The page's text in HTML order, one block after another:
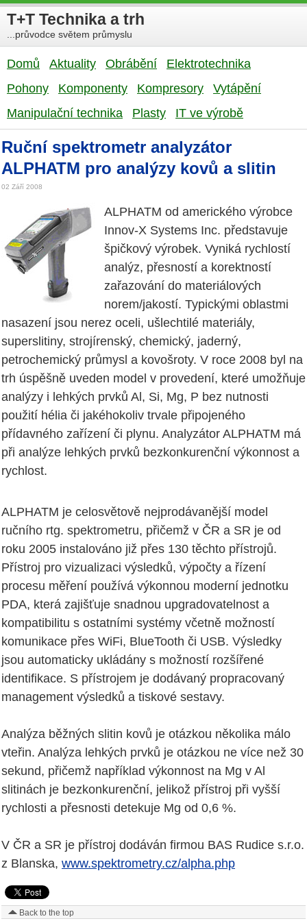
T+T Technika a trh
...průvodce světem průmyslu
Domů Aktuality Obrábění
Elektrotechnika
Pohony
Komponenty Kompresory
Vytápění
Manipulační technika
Plasty IT ve výrobě
Ruční spektrometr analyzátor
ALPHATM pro analýzy kovů a slitin
02 Září 2008
ALPHATM od amerického výrobce
Innov-X Systems Inc. představuje
špičkový výrobek. Vyniká rychlostí
analýz, přesností a korektností
zařazování do materiálových
norem/jakostí. Typickými oblastmi
nasazení jsou nerez oceli, ušlechtilé materiály,
superslitiny, strojírenský, chemický, jaderný,
petrochemický průmysl a kovošroty. V roce 2008 byl na
trh úspěšně uveden model v provedení, které umožňuje
analýzy i lehkých prvků Al, Si, Mg, P bez nutnosti
použití hélia či jakéhokoliv trvale připojeného
přídavného zařízení či plynu. Analyzátor ALPHATM má
při analýze lehkých prvků bezkonkurenční výkonnost a
rychlost.
ALPHATM je celosvětově nejprodávanější model
ručního rtg. spektrometru, přičemž v ČR a SR je od
roku 2005 instalováno již přes 130 těchto přístrojů.
Přístroj pro vizualizaci výsledků, výpočty a řízení
procesu měření používá výkonnou moderní jednotku
PDA, která zajišťuje snadnou upgradovatelnost a
kompatibilitu s ostatními systémy včetně možností
komunikace přes WiFi, BlueTooth či USB. Výsledky
jsou automaticky ukládány s možností rozšířené
identifikace. S přístrojem je dodávaný propracovaný
management výsledků a tiskové sestavy.
Analýza běžných slitin kovů je otázkou několika málo
vteřin. Analýza lehkých prvků je otázkou ne více než 30
sekund, přičemž například výkonnost na Mg v Al
slitinách je bezkonkurenční, jelikož přístroj při vyšší
rychlosti a přesnosti detekuje Mg od 0,6 %.
V ČR a SR je přístroj dodáván firmou BAS Rudice s.r.o.
z Blanska, www.spektrometry.cz/alpha.php
Back to the top